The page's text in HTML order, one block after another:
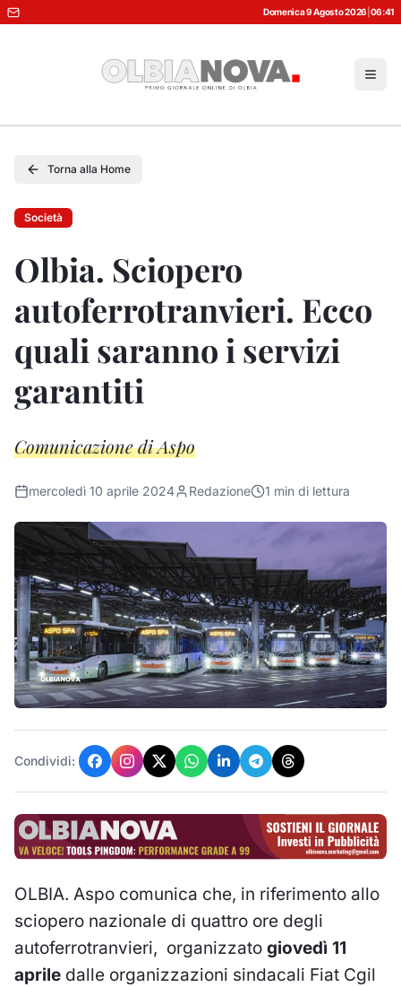
Domenica 9 Agosto 2026 06:41
Torna alla Home
Società
Olbia. Sciopero
autoferrotranvieri. Ecco
quali saranno i servizi
garantiti
Comunicazione di Aspo
mercoledì 10 aprile 2024 Redazione 1 min di lettura
Condividi:
OLBIA. Aspo comunica che, in riferimento allo
sciopero nazionale di quattro ore degli
autoferrotranvieri, organizzato giovedì 11
aprile dalle organizzazioni sindacali Fiat Cgil